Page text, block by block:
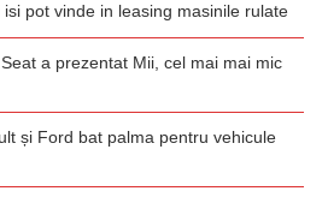
pot vinde in leasing masinile rulate
a prezentat Mii, cel mai mai mic
și Ford bat palma pentru vehicule